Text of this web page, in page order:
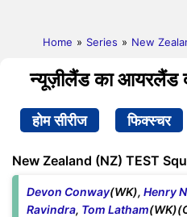
Home » Series » New
न्यूज़ीलैंड का आयरलैंड
होम सीरीज फिक्स्चर
New Zealand (NZ) TEST
Devon Conway(WK), Henry
Ravindra, Tom Latham